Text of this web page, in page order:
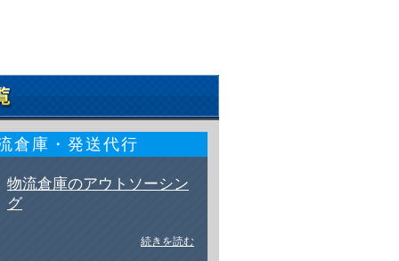
倉庫・発送代行
物流倉庫のアウトソーシン
グ
続きを読む